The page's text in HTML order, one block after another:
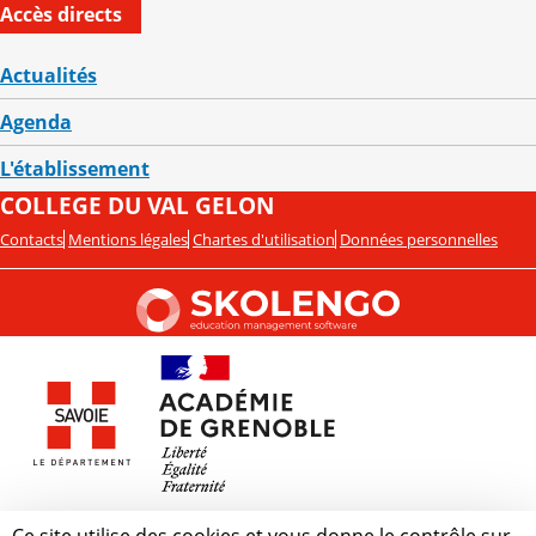
Accès directs
Actualités
Agenda
L'établissement
COLLEGE DU VAL GELON
Contacts Mentions légales Chartes d'utilisation Données personnelles